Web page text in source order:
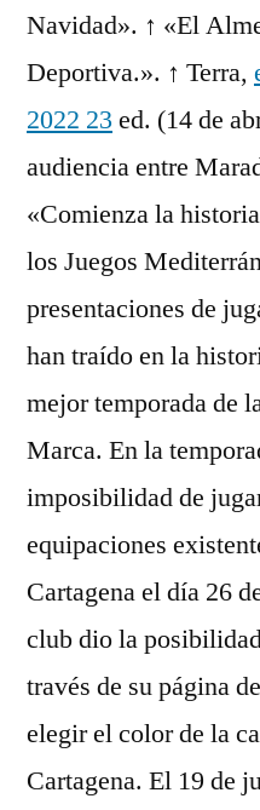
Navidad». ↑ «El
Deportiva.». ↑ Terra,
2022 23 ed. (14 de
audiencia entre
«Comienza la
los Juegos
presentaciones de
han traído en la
mejor temporada de
Marca. En la
imposibilidad de
equipaciones
Cartagena el día 26
club dio la
través de su página
elegir el color de la
Cartagena. El 19 de